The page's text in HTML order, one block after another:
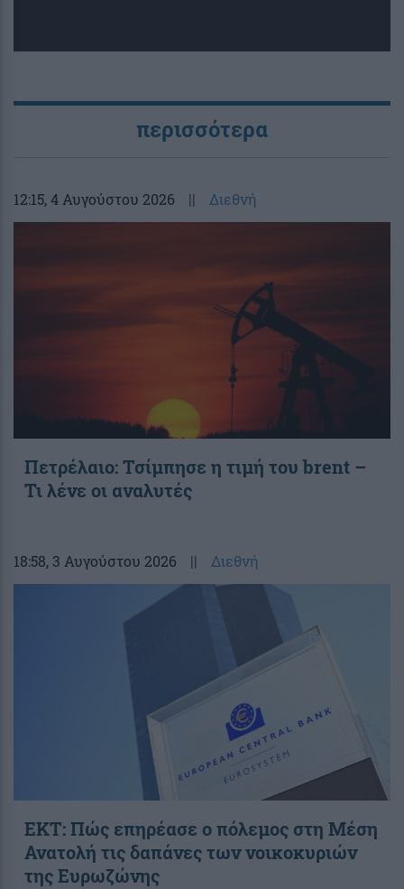
περισσότερα
12:15, 4 Αυγούστου 2026 || Διεθνή
Πετρέλαιο: Τσίμπησε η τιμή του brent –
Τι λένε οι αναλυτές
18:58, 3 Αυγούστου 2026 || Διεθνή
ΕΚΤ: Πώς επηρέασε ο πόλεμος στη Μέση
Ανατολή τις δαπάνες των νοικοκυριών
της Ευρωζώνης